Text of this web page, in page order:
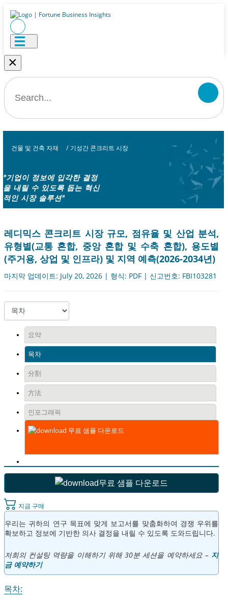
×
건물 및 건축 자재 / 기성간 콘크리트 시장
"기업이 정보에 입각한 결정
을 내릴 수 있도록 돕는 혁신
적인 시장 솔루션"
레디믹스 콘크리트 시장 규모, 점유율 및 산업 분석,
유형별(교통 혼합, 중앙 혼합 및 수축 혼합), 용도별
(주거용, 상업 및 인프라) 및 지역 예측(2026-2034년)
마지막 업데이트: July 20, 2026 | 형식: PDF | 신고번호: FBI103281
요약
목차
分割
方法
인포그래픽
무료 샘플 다운로드
무료 샘플 다운로드
지금 구매
우리는 귀하의 연구 목표에 맞게 보고서를 맞춤화하여 경쟁 우위를
확보하고 정보에 기반한 의사 결정을 내릴 수 있도록 도와드립니다.
저희의 컨설팅 역량을 이해하기 위해 30분 세션을 예약하세요 – 지
금 예약하기
목차: